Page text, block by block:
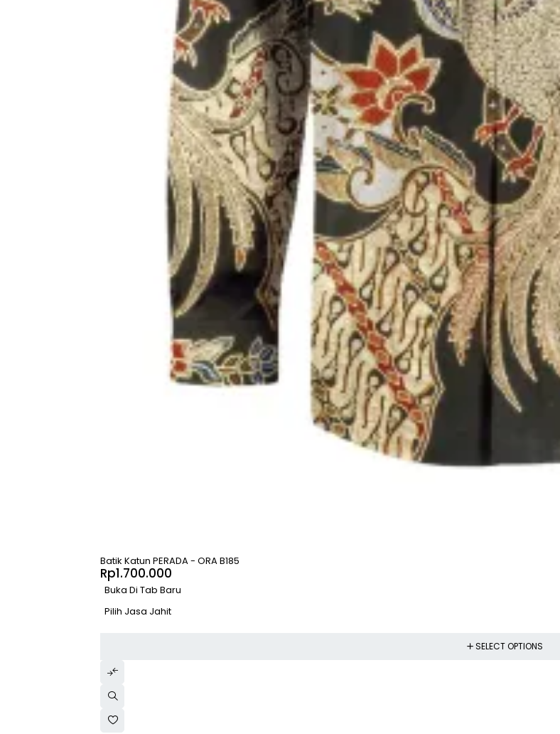
Batik Katun PERADA - ORA B185
Rp1.700.000
Buka Di Tab Baru
Pilih Jasa Jahit
SELECT OPTIONS